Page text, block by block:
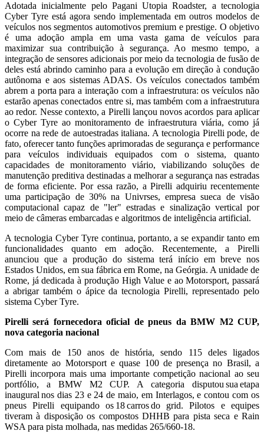
Adotada inicialmente pelo Pagani Utopia Roadster, a tecnologia
Cyber Tyre está agora sendo implementada em outros modelos de
veículos nos segmentos automotivos premium e prestige. O objetivo
é uma adoção ampla em uma vasta gama de veículos para
maximizar sua contribuição à segurança. Ao mesmo tempo, a
integração de sensores adicionais por meio da tecnologia de fusão de
deles está abrindo caminho para a evolução em direção à condução
autônoma e aos sistemas ADAS. Os veículos conectados também
abrem a porta para a interação com a infraestrutura: os veículos não
estarão apenas conectados entre si, mas também com a infraestrutura
ao redor. Nesse contexto, a Pirelli lançou novos acordos para aplicar
o Cyber Tyre ao monitoramento de infraestrutura viária, como já
ocorre na rede de autoestradas italiana. A tecnologia Pirelli pode, de
fato, oferecer tanto funções aprimoradas de segurança e performance
para veículos individuais equipados com o sistema, quanto
capacidades de monitoramento viário, viabilizando soluções de
manutenção preditiva destinadas a melhorar a segurança nas estradas
de forma eficiente. Por essa razão, a Pirelli adquiriu recentemente
uma participação de 30% na Univrses, empresa sueca de visão
computacional capaz de "ler" estradas e sinalização vertical por
meio de câmeras embarcadas e algoritmos de inteligência artificial.
A tecnologia Cyber Tyre continua, portanto, a se expandir tanto em
funcionalidades quanto em adoção. Recentemente, a Pirelli
anunciou que a produção do sistema terá início em breve nos
Estados Unidos, em sua fábrica em Rome, na Geórgia. A unidade de
Rome, já dedicada à produção High Value e ao Motorsport, passará
a abrigar também o ápice da tecnologia Pirelli, representado pelo
sistema Cyber Tyre.
Pirelli será fornecedora oficial de pneus da BMW M2 CUP,
nova categoria nacional
Com mais de 150 anos de história, sendo 115 deles ligados
diretamente ao Motorsport e quase 100 de presença no Brasil, a
Pirelli incorpora mais uma importante competição nacional ao seu
portfólio, a BMW M2 CUP. A categoria disputou sua etapa
inaugural nos dias 23 e 24 de maio, em Interlagos, e contou com os
pneus Pirelli equipando os 18 carros do grid. Pilotos e equipes
tiveram à disposição os compostos DHHB para pista seca e Rain
WSA para pista molhada, nas medidas 265/660-18.